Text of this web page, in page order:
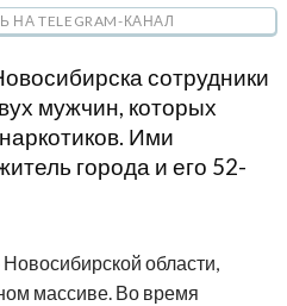
TELEGRAM-КАНАЛ
сотрудники
мужчин, которых
Ими
города и его 52-
области,
массиве. Во время